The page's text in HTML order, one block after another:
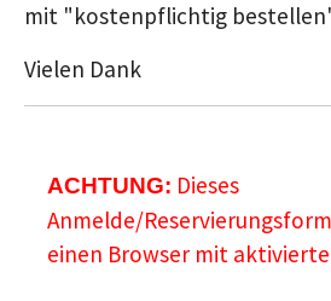
mit "kostenpflichtig
Vielen Dank
ACHTUNG: Dieses
Anmelde/
einen Browser mit